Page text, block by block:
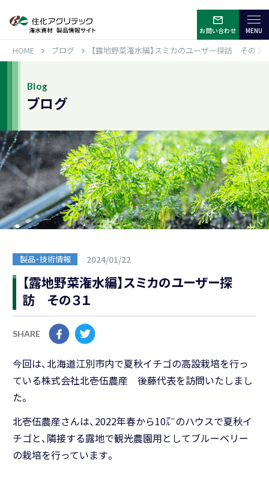
お問い合わせ
HOME ブログ 【露地野菜潅水編】スミカのユーザー探訪 その３
Blog
ブログ
製品・技術情報 2024/01/22
【露地野菜潅水編】スミカのユーザー探
訪 その３１
SHARE
今回は、北海道江別市内で夏秋イチゴの高設栽培を行っ
ている株式会社北壱伍農産 後藤代表を訪問いたしまし
た。
北壱伍農産さんは、2022年春から10㌃のハウスで夏秋イ
チゴと、隣接する露地で観光農園用としてブルーベリー
の栽培を行っています。
Close